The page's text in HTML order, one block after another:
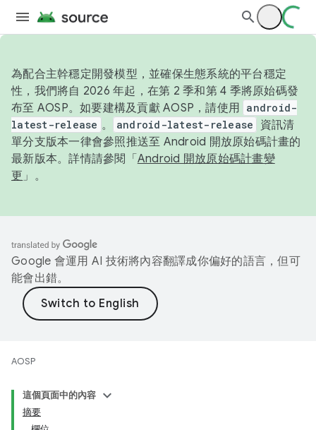
為配合主幹穩定開發模型，並確保生態系統的平台穩定
性，我們將自 2026 年起，在第 2 季和第 4 季將原始碼發
布至 AOSP。如要建構及貢獻 AOSP，請使用 android-
latest-release 。 android-latest-release
資訊清
單分支版本一律會參照推送至 Android 開放原始碼計畫的
最新版本。詳情請參閱「 Android 開放原始碼計畫變
更 」。
Google 會運用 AI 技術將內容翻譯成你偏好的語言，但可
能會出錯。
AOSP
這個頁面中的內容
摘要